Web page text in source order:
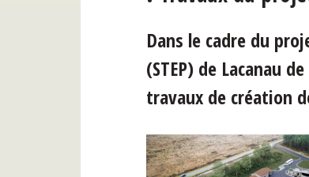
Dans le cadre du
(STEP) de Lacanau
travaux de création